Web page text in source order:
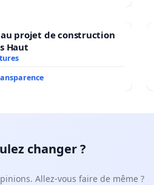
au projet de construction
Haut
changer ?
Allez-vous faire de même ?